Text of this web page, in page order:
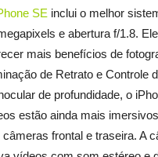
SE inclui o melhor
e abertura f/1.8.
mais benefícios de
de Retrato e Controle
de profundidade, o
estão ainda mais
câmeras frontal e traseira. A